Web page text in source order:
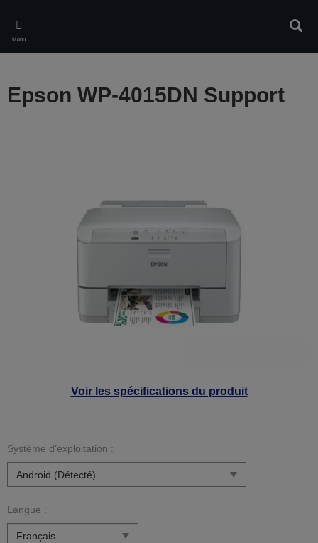
main
content
Menu
Voir les spécifications du produit
Epson WP-4015DN Support
Système d’exploitation :
Langue :